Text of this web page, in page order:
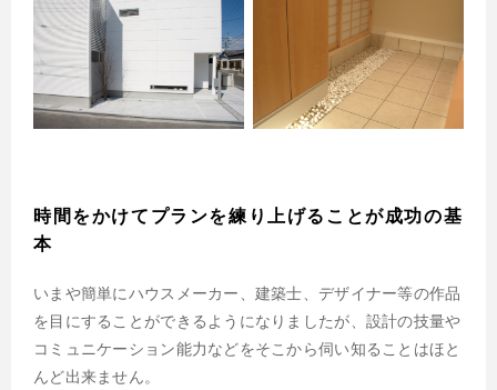
時間をかけてプランを練り上げることが成功の基
本
いまや簡単にハウスメーカー、建築士、デザイナー等の作品
を目にすることができるようになりましたが、設計の技量や
コミュニケーション能力などをそこから伺い知ることはほと
んど出来ません。